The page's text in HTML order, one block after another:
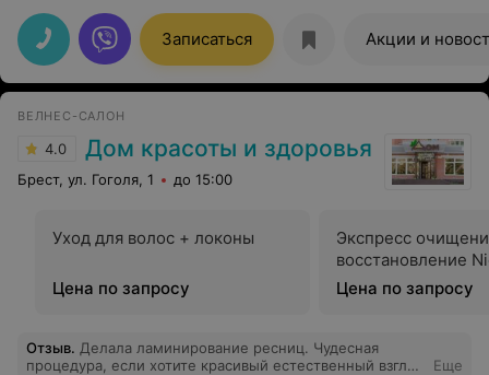
Записаться Акции и
ВЕЛНЕС-САЛОН
4.0 Дом красоты и здоровья
Брест, ул. Гоголя, 1 до 15:00
Уход для волос + локоны
Цена по запросу
Экспресс
восстановление
Цена по запросу
Отзыв. Делала ламинирование ресниц. Чудесная
процедура, если хотите красивый естественный взгляд
Еще